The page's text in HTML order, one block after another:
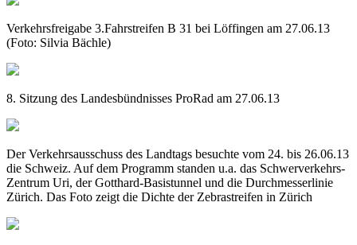
Verkehrsfreigabe 3.Fahrstreifen B 31 bei Löffingen am 27.06.13
(Foto: Silvia Bächle)
8. Sitzung des Landesbündnisses ProRad am 27.06.13
Der Verkehrsausschuss des Landtags besuchte vom 24. bis 26.06.13
die Schweiz. Auf dem Programm standen u.a. das Schwerverkehrs-
Zentrum Uri, der Gotthard-Basistunnel und die Durchmesserlinie
Zürich. Das Foto zeigt die Dichte der Zebrastreifen in Zürich